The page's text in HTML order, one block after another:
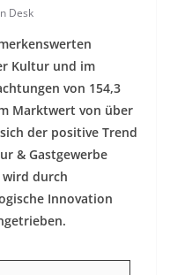
Desk
Kultur und im
von 154,3
Marktwert von über
der positive Trend
& Gastgewerbe
wird durch
Innovation